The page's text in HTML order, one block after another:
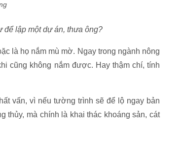
để lập một dự án, thưa ông?
là họ nắm mù mờ. Ngay trong ngành nông
cũng không nắm được. Hay thậm chí, tính
vấn, vì nếu tường trình sẽ để lộ ngay bản
thủy, mà chính là khai thác khoáng sản, cát